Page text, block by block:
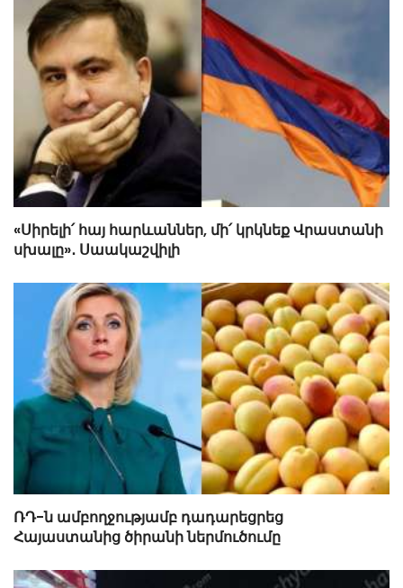
«Սիրելի՛ հայ հարևաններ, մի՛ կրկնեք Վրաստանի
սխալը»․ Սաակաշվիլի
ՌԴ-ն ամբողջությամբ դադարեցրեց
Հայաստանից ծիրանի ներմուծումը